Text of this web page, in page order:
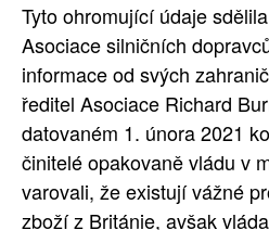
PLNÁ VERZE STRÁNEK
Tyto ohromující údaje
Asociace silničních
informace od svých
ředitel Asociace Richard
datovaném 1. února 2021
činitelé opakovaně vládu v
varovali, že existují vážné
zboží z Británie, avšak